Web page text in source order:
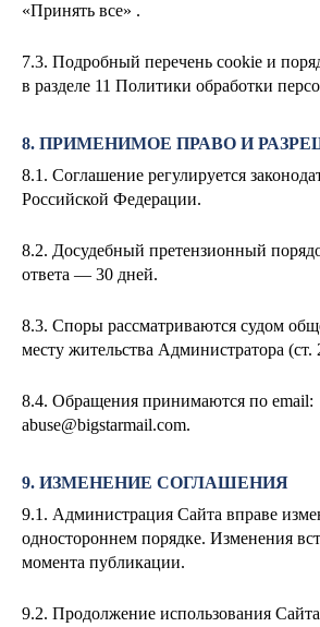
«Принять все» .
7.3. Подробный перечень cookie и
в разделе 11 Политики обработки
8. ПРИМЕНИМОЕ ПРАВО И
8.1. Соглашение регулируется
Российской Федерации.
8.2. Досудебный претензионный
ответа — 30 дней.
8.3. Споры рассматриваются судом
месту жительства Администратора
8.4. Обращения принимаются по email:
abuse@bigstarmail.com.
9. ИЗМЕНЕНИЕ СОГЛАШЕНИЯ
9.1. Администрация Сайта вправе
одностороннем порядке. Изменения
момента публикации.
9.2. Продолжение использования